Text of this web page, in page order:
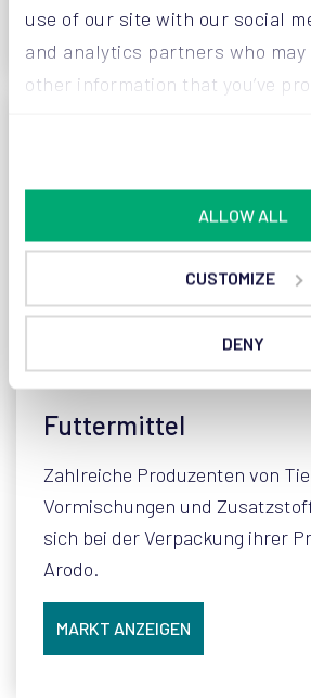
use of our site with our social
and analytics partners who
other information that you’ve
ALLOW ALL
CUSTOMIZE
DENY
Futtermittel
Zahlreiche Produzenten von
Vormischungen und
sich bei der Verpackung ihrer
Arodo.
MARKT ANZEIGEN